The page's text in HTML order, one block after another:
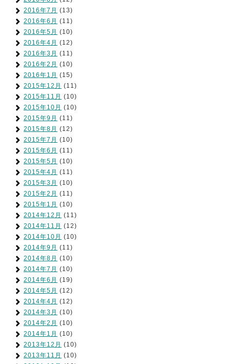
2016年7月 (13)
2016年6月 (11)
2016年5月 (10)
2016年4月 (12)
2016年3月 (11)
2016年2月 (10)
2016年1月 (15)
2015年12月 (11)
2015年11月 (10)
2015年10月 (10)
2015年9月 (11)
2015年8月 (12)
2015年7月 (10)
2015年6月 (11)
2015年5月 (10)
2015年4月 (11)
2015年3月 (10)
2015年2月 (11)
2015年1月 (10)
2014年12月 (11)
2014年11月 (12)
2014年10月 (10)
2014年9月 (11)
2014年8月 (10)
2014年7月 (10)
2014年6月 (19)
2014年5月 (12)
2014年4月 (12)
2014年3月 (10)
2014年2月 (10)
2014年1月 (10)
2013年12月 (10)
2013年11月 (10)